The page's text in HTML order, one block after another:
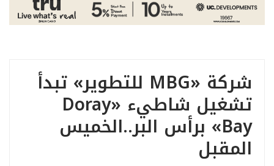
شركة «MBG للتطوير» تبدأ
تشغيل شاطيء «Doray
Bay» برأس البر..الخميس
المقبل